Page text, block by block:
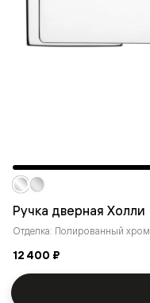
Ручка дверная Холли
Отделка: Полированный хром
12 400 ₽